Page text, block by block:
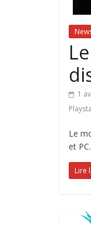
1
Le
et PC.
Lire